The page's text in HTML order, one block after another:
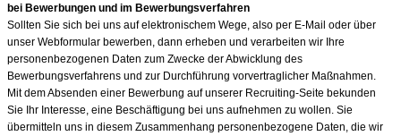
bei Bewerbungen und im Bewerbungsverfahren
Sollten Sie sich bei uns auf elektronischem Wege, also per E-Mail oder über
unser Webformular bewerben, dann erheben und verarbeiten wir Ihre
personenbezogenen Daten zum Zwecke der Abwicklung des
Bewerbungsverfahrens und zur Durchführung vorvertraglicher Maßnahmen.
Mit dem Absenden einer Bewerbung auf unserer Recruiting-Seite bekunden
Sie Ihr Interesse, eine Beschäftigung bei uns aufnehmen zu wollen. Sie
übermitteln uns in diesem Zusammenhang personenbezogene Daten, die wir